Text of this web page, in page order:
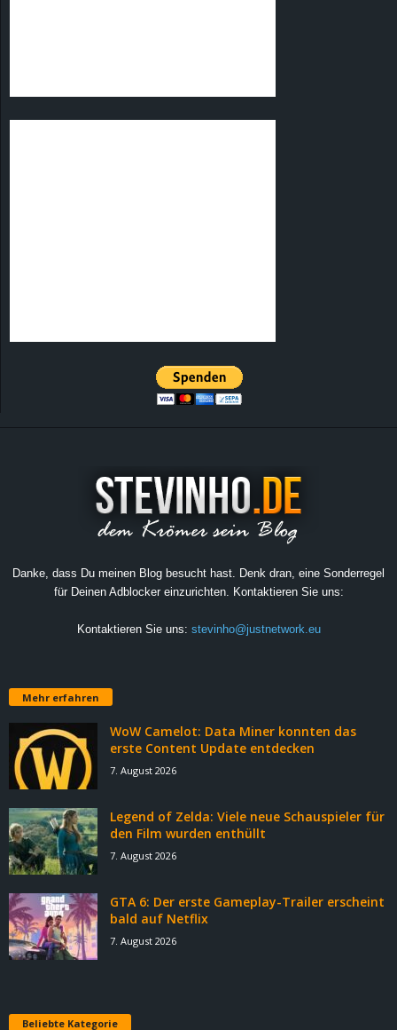
Danke, dass Du meinen Blog besucht hast. Denk dran, eine Sonderregel
für Deinen Adblocker einzurichten. Kontaktieren Sie uns:
Kontaktieren Sie uns: stevinho@justnetwork.eu
Mehr erfahren
WoW Camelot: Data Miner konnten das
erste Content Update entdecken
7. August 2026
Legend of Zelda: Viele neue Schauspieler für
den Film wurden enthüllt
7. August 2026
GTA 6: Der erste Gameplay-Trailer erscheint
bald auf Netflix
7. August 2026
Beliebte Kategorie